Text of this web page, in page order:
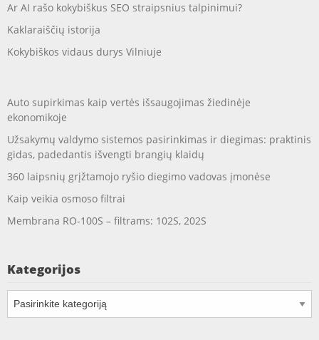
Ar AI rašo kokybiškus SEO straipsnius talpinimui?
Kaklaraiščių istorija
Kokybiškos vidaus durys Vilniuje
Auto supirkimas kaip vertės išsaugojimas žiedinėje
ekonomikoje
Užsakymų valdymo sistemos pasirinkimas ir diegimas: praktinis
gidas, padedantis išvengti brangių klaidų
360 laipsnių grįžtamojo ryšio diegimo vadovas įmonėse
Kaip veikia osmoso filtrai
Membrana RO-100S – filtrams: 102S, 202S
Kategorijos
Kategorijos